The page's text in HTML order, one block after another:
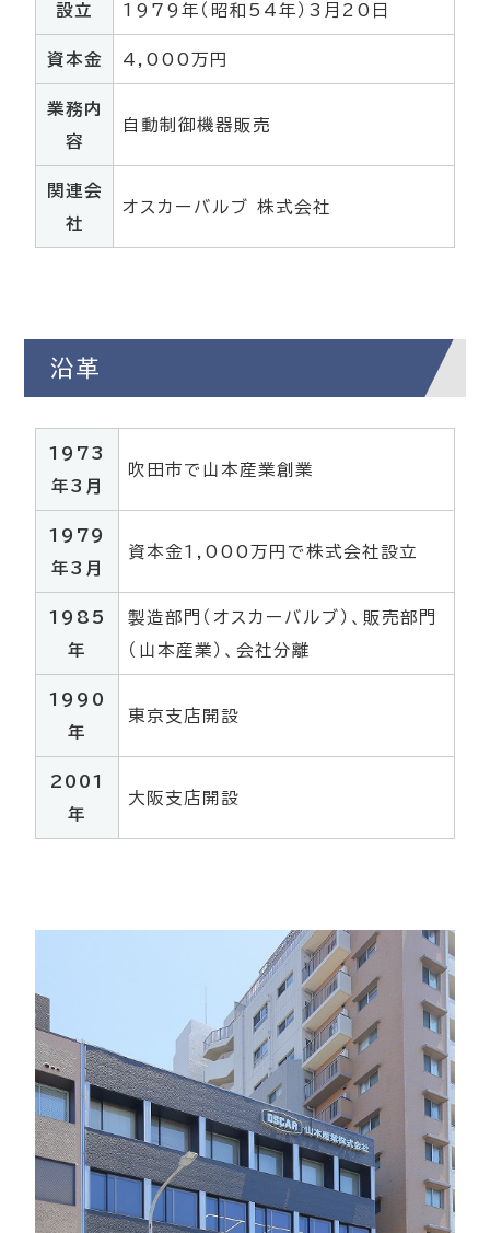
設立 1979年（昭和54年）3月20日
資本金 4,000万円
業務内
容
自動制御機器販売
関連会
社
オスカーバルブ 株式会社
沿革
1973
年3月
吹田市で山本産業創業
1979
年3月
資本金1,000万円で株式会社設立
1985
年
製造部門（オスカーバルブ）、販売部門
（山本産業）、会社分離
1990
年
東京支店開設
2001
年
大阪支店開設